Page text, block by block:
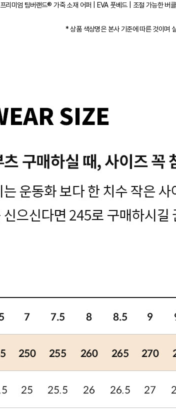
프리미엄 팀버랜드® 가죽 소재 어퍼 | EVA 풋베드 | 조절 가능한 버
* 상품 색상명은 본사 기준에 따른 것이며